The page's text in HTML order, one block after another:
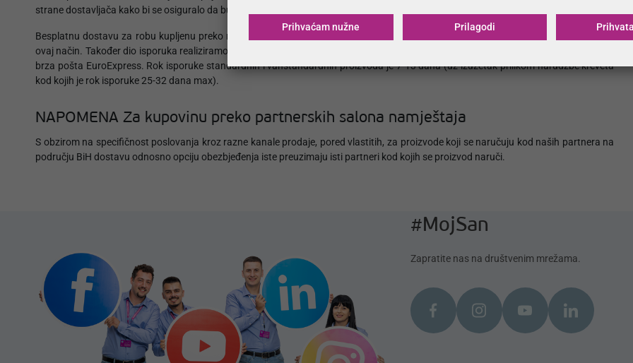
strane dostavljača kako bi se osiguralo da bude na adresi u trenutku dostave.
Besplatnu dostavu za robu kupljenu preko naše MojSan® mobilne prodaje smo obezbijedili za madrace i nadmadrace kupljene na
ovaj način. Također dio isporuka realiziramo vlastitim prevozom i osobljem a za isporuke koje su van našeg dometa dostavu realizira
brza pošta EuroExpress. Rok isporuke standardnih i vanstandardnih proizvoda je 7-13 dana (uz izuzetak prilikom narudžbe kreveta
kod kojih je rok isporuke 25-32 dana max).
NAPOMENA Za kupovinu preko partnerskih salona namještaja
S obzirom na specifičnost poslovanja kroz razne kanale prodaje, pored vlastitih, za proizvode koji se naručuju kod naših partnera na
području BiH dostavu odnosno opciju obezbjeđenja iste preuzimaju isti partneri kod kojih se proizvod naruči.
#MojSan
Zapratite nas na društvenim mrežama.
Prihvaćam nužne Prilagodi